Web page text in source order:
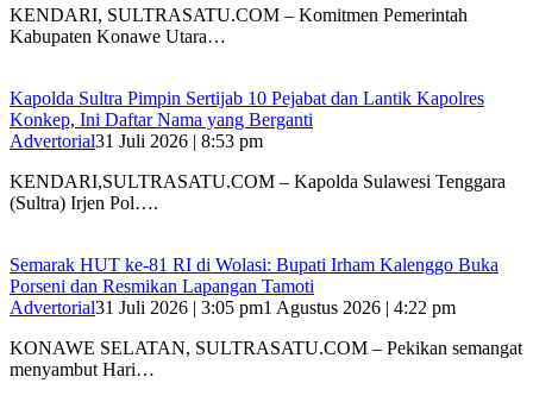
KENDARI, SULTRASATU.COM – Komitmen Pemerintah
Kabupaten Konawe Utara…
‎Kapolda Sultra Pimpin Sertijab 10 Pejabat dan Lantik Kapolres
Konkep, Ini Daftar Nama yang Berganti
Advertorial31 Juli 2026 | 8:53 pm
‎KENDARI,SULTRASATU.COM – Kapolda Sulawesi Tenggara
(Sultra) Irjen Pol….
Semarak HUT ke-81 RI di Wolasi: Bupati Irham Kalenggo Buka
Porseni dan Resmikan Lapangan Tamoti
Advertorial31 Juli 2026 | 3:05 pm1 Agustus 2026 | 4:22 pm
KONAWE SELATAN, SULTRASATU.COM – Pekikan semangat
menyambut Hari…